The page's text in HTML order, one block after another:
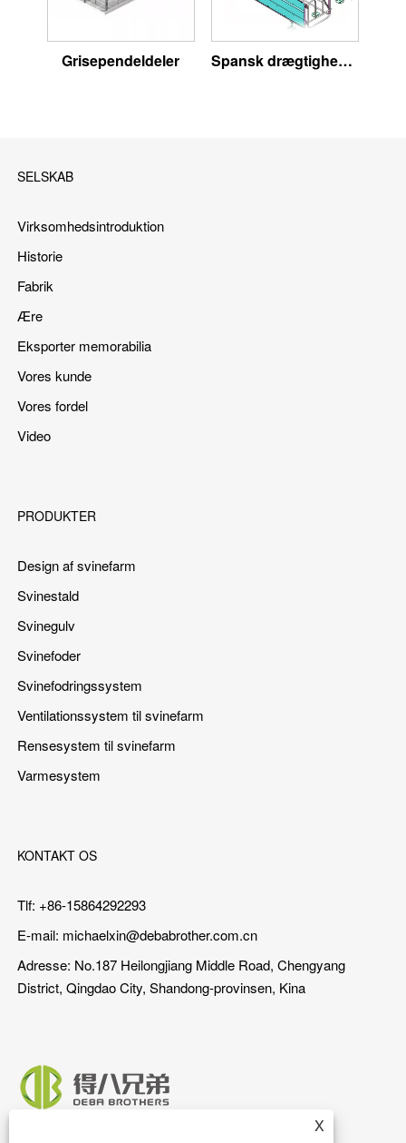
Grisependeldeler Spansk drægtighedsstall
SELSKAB
Virksomhedsintroduktion
Historie
Fabrik
Ære
Eksporter memorabilia
Vores kunde
Vores fordel
Video
PRODUKTER
Design af svinefarm
Svinestald
Svinegulv
Svinefoder
Svinefodringssystem
Ventilationssystem til svinefarm
Rensesystem til svinefarm
Varmesystem
KONTAKT OS
Tlf: +86-15864292293
E-mail: michaelxin@debabrother.com.cn
Adresse: No.187 Heilongjiang Middle Road, Chengyang
District, Qingdao City, Shandong-provinsen, Kina
X